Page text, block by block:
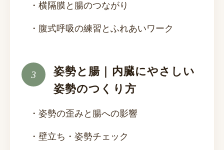
・横隔膜と腸のつながり
・腹式呼吸の練習とふれあいワーク
姿勢と腸｜内臓にやさしい
姿勢のつくり方
・姿勢の歪みと腸への影響
・壁立ち・姿勢チェック